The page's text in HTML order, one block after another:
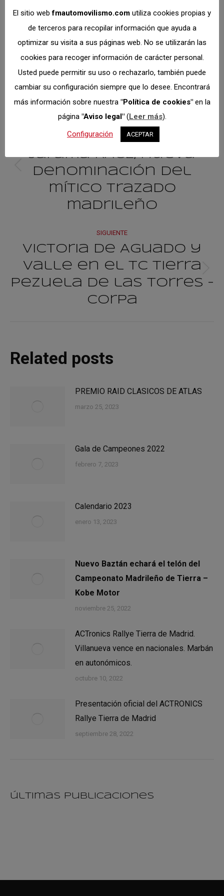
Autor: Dto.
https://fmautomovilismo.com/
Navegación
entre
ANTERIOR
Publicación
anterior:
Circuito de Madrid
Jarama RACE, nueva
denominación del
mítico trazado
madrileño
SIGUIENTE
siguiente:
Victoria de Aguado y
Valle en el TC Tierra
Pezuela de las Torres –
Corpa
Related posts
PREMIO RAID CLASICOS DE ATLAS
marzo 25, 2023
Gala de Campeones 2022
febrero 7, 2023
Calendario 2023
enero 13, 2023
Nuevo Baztán echará el telón del
Campeonato Madrileño de Tierra –
Kobe Motor
noviembre 25, 2022
ACTronics Rallye Tierra de Madrid.
Villanueva vence en nacionales. Marbán
en autonómicos.
octubre 10, 2022
Presentación oficial del ACTRONICS
Rallye Tierra de Madrid
septiembre 28, 2022
últimas publicaciones
El sitio webfmautomovilismo.com utiliza cookies propias y
de terceros para recopilar información que ayuda a
optimizar su visita a sus páginas web. No se utilizarán las
cookies para recoger información de carácter personal.
Usted puede permitir su uso o rechazarlo, también puede
cambiar su configuración siempre que lo desee. Encontrará
más información sobre nuestra "Política de cookies"en la
página "Aviso legal"(Leer más).
Configuración
ACEPTAR